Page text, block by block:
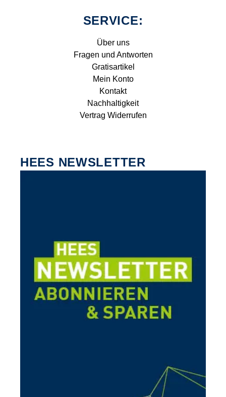
SERVICE:
Über uns
Fragen und Antworten
Gratisartikel
Mein Konto
Kontakt
Nachhaltigkeit
Vertrag Widerrufen
HEES NEWSLETTER